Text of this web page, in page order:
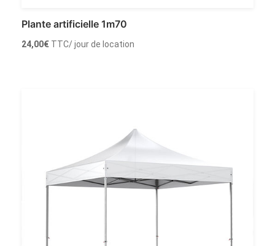
Plante artificielle 1m70
24,00€ TTC/ jour de location